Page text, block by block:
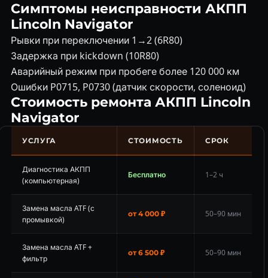
Симптомы неисправности АКПП
Lincoln Navigator
Рывки при переключении 1→2 (6R80)
Задержка при kickdown (10R80)
Аварийный режим при пробеге более 120 000 км
Ошибки P0715, P0730 (датчик скорости, соленоид)
Стоимость ремонта АКПП Lincoln
Navigator
УСЛУГА СТОИМОСТЬ СРОК
Диагностика АКПП
(компьютерная)
Бесплатно 1–2 ч
Замена масла ATF (с
промывкой)
от 4 000 ₽ 50–90 мин
Замена масла ATF +
фильтр
от 6 500 ₽ 50–90 мин